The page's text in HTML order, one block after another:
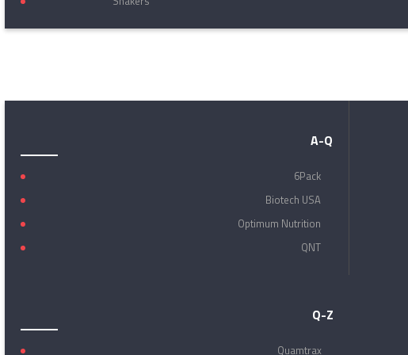
A-Q
6Pack
Biotech USA
Optimum Nutrition
QNT
Q-Z
Quamtrax